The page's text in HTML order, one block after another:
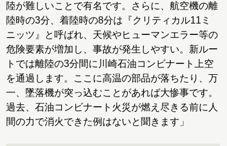
陸が難しいことで有名です。さらに、航空機の離
陸時の3分、着陸時の8分は『クリティカル11ミ
ニッツ』と呼ばれ、天候やヒューマンエラー等の
危険要素が増加し、事故が発生しやすい。新ルー
トでは離陸の3分間に川崎石油コンビナート上空
を通過します。ここに高温の部品が落ちたり、万
一、墜落機が突っ込むことがあれば大惨事です。
過去、石油コンビナート火災が燃え尽きる前に人
間の力で消火できた例はないと聞きます」